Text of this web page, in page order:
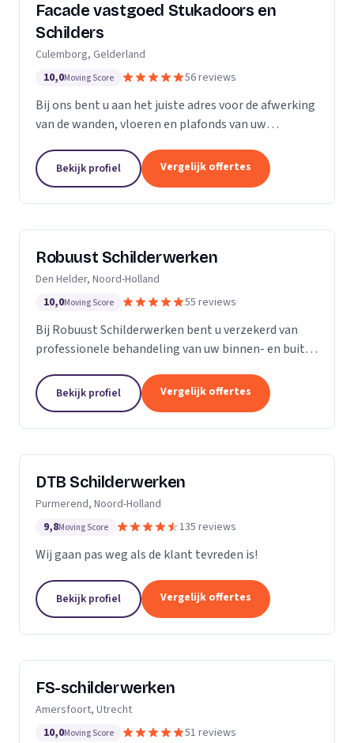
Facade vastgoed Stukadoors en
Schilders
Culemborg, Gelderland
10,0Moving Score 56 reviews
Bij ons bent u aan het juiste adres voor de afwerking
van de wanden, vloeren en plafonds van uw
met ons team pakken we dan ook de klus vakkundig
aan...
Bekijk profiel Vergelijk offertes
Robuust Schilderwerken
Den Helder, Noord-Holland
10,0Moving Score 55 reviews
Bij Robuust Schilderwerken bent u verzekerd van
professionele behandeling van uw binnen- en buiten
als nieuwbouwwoningen, en alles daar tussen in.
Bij...
Bekijk profiel Vergelijk offertes
DTB Schilderwerken
Purmerend, Noord-Holland
9,8Moving Score 135 reviews
Wij gaan pas weg als de klant tevreden is!
Bekijk profiel Vergelijk offertes
FS-schilderwerken
Amersfoort, Utrecht
10,0Moving Score 51 reviews